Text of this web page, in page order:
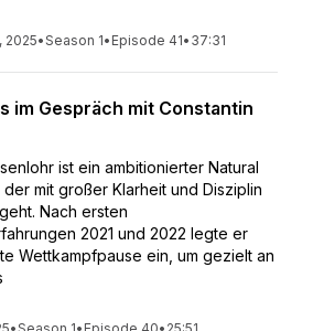
2025•Season 1• Episode 41• 37:31
im Gespräch mit Constantin
ist ein ambitionierter Natural
mit großer Klarheit und Disziplin
Nach ersten
2021 und 2022 legte er
Wettkampfpause ein, um gezielt an